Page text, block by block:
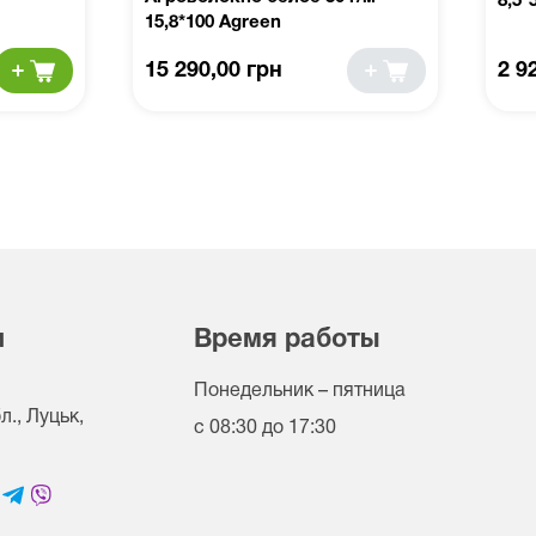
15,8*100 Agreen
15 290,00 грн 2
Луцьк,
Время работы
Понедельник – пятница
с 08:30 до 17:30